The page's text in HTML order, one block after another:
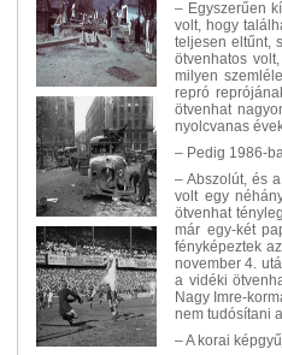
– Egyszerűen
volt, hogy
teljesen eltűnt,
ötvenhatos
milyen
repró
ötvenhat
nyolcvanas
– Pedig 1986-
– Abszolút, és
volt egy
ötvenhat
már egy-két
fényképeztek
november 4.
a vidéki
Nagy Imre-
nem tudósítani
– A korai